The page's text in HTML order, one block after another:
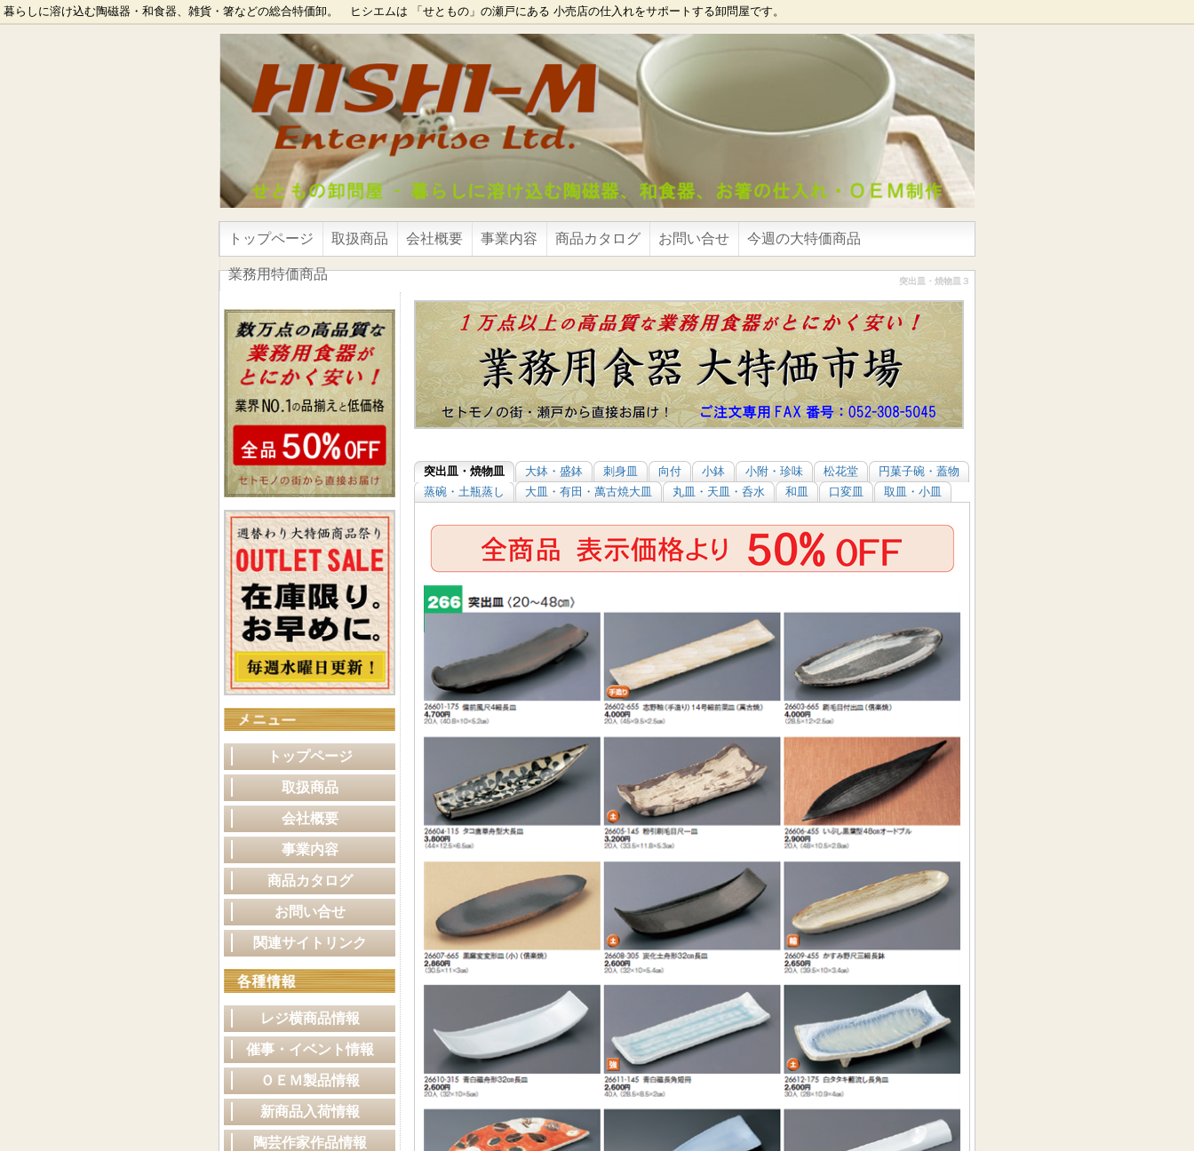
暮らしに溶け込む陶磁器・和食器、雑貨・箸などの総合特価卸。 ヒシエムは 「せともの」の瀬戸にある 小売店の仕入れをサポートする卸問屋です。
トップページ 取扱商品 会社概要 事業内容 商品カタログ お問い合せ 今週の大特価商品
業務用特価商品 突出皿・焼物皿３
突出皿・焼物皿 大鉢・盛鉢 刺身皿 向付 小鉢 小附・珍味 松花堂
円菓子碗・蓋物
蒸碗・土瓶蒸し
大皿・有田・萬古焼大皿 丸皿・天皿・呑水 和皿 口変皿 取皿・小皿
トップページ
取扱商品
会社概要
事業内容
商品カタログ
お問い合せ
関連サイトリンク
レジ横商品情報
催事・イベント情報
ＯＥＭ製品情報
新商品入荷情報
陶芸作家作品情報